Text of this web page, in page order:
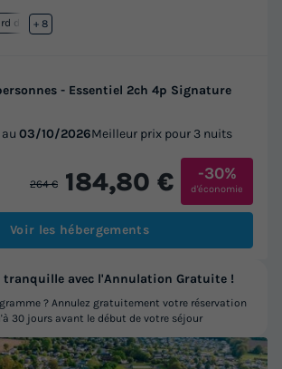
de mer
+ 8
- Essentiel 2ch 4p Signature
au 03/10/2026Meilleur prix pour 3 nuits
264 € 184,80 € -30%
d'économie
Voir les hébergements
tranquille avec l'Annulation Gratuite !
? Annulez gratuitement votre réservation
30 jours avant le début de votre séjour